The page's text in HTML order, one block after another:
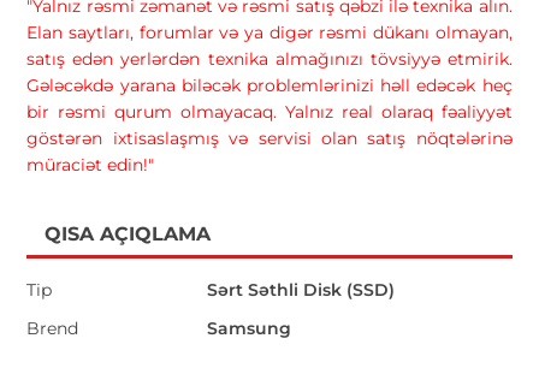
"Yalnız rəsmi zəmanət və rəsmi satış qəbzi ilə texnika alın.
Elan saytları, forumlar və ya digər rəsmi dükanı olmayan,
satış edən yerlərdən texnika almağınızı tövsiyyə etmirik.
Gələcəkdə yarana biləcək problemlərinizi həll edəcək heç
bir rəsmi qurum olmayacaq. Yalnız real olaraq fəaliyyət
göstərən ixtisaslaşmış və servisi olan satış nöqtələrinə
müraciət edin!"
QISA AÇIQLAMA
Tip
Sərt Səthli Disk (SSD)
Brend
Samsung